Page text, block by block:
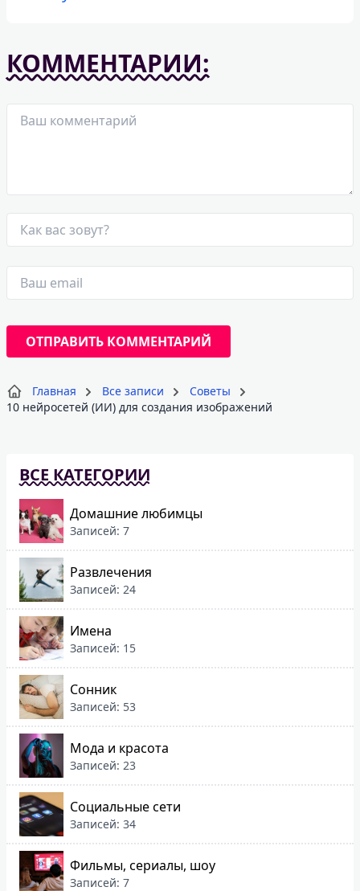
КОММЕНТАРИИ:
Главная Все записи
Советы
10 нейросетей (ИИ) для создания изображений
ВСЕ КАТЕГОРИИ
Домашние любимцы
Записей: 7
Развлечения
Записей: 24
Имена
Записей: 15
Сонник
Записей: 53
Мода и красота
Записей: 23
Социальные сети
Записей: 34
Фильмы, сериалы, шоу
Записей: 7